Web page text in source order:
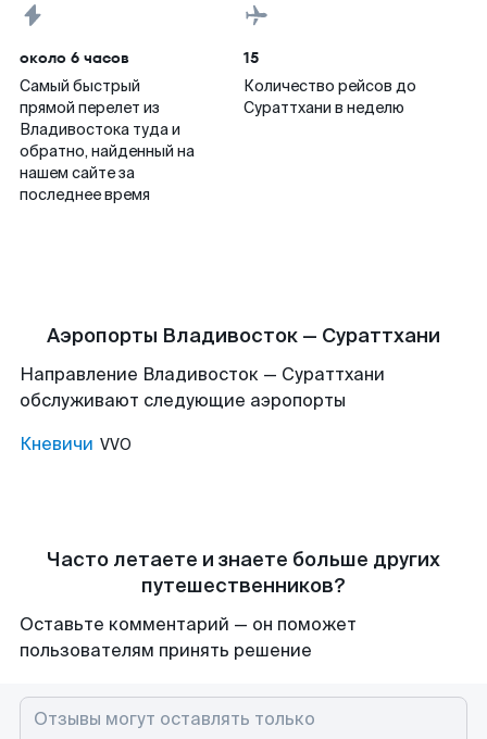
около 6 часов
Самый быстрый
прямой перелет из
Владивостока туда и
обратно, найденный на
нашем сайте за
последнее время
15
Количество рейсов до
Сураттхани в неделю
Аэропорты Владивосток — Сураттхани
Направление Владивосток — Сураттхани
обслуживают следующие аэропорты
Кневичи VVO
Часто летаете и знаете больше других
путешественников?
Оставьте комментарий — он поможет
пользователям принять решение